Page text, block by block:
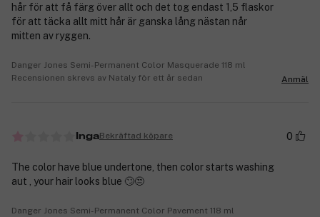
hår för att få färg över allt och det tog endast 1,5 flaskor
för att täcka allt mitt hår är ganska lång nästan når
mitten av ryggen.
Danger Jones Semi-Permanent Color Masquerade 118 ml
Recensionen skrevs av Nataly för ett år sedan
Anmäl
IngaBekräftad köpare 0
The color have blue undertone, then color starts washing
aut , your hair looks blue 🙄😒
Danger Jones Semi-Permanent Color Pavement 118 ml